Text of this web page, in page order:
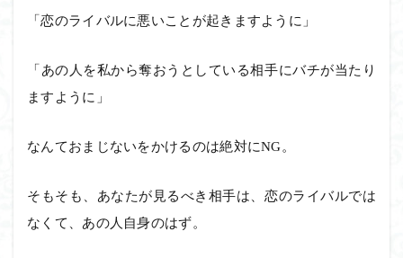
「恋のライバルに悪いことが起きますように」
「あの人を私から奪おうとしている相手にバチが当たり
ますように」
なんておまじないをかけるのは絶対にNG。
そもそも、あなたが見るべき相手は、恋のライバルでは
なくて、あの人自身のはず。